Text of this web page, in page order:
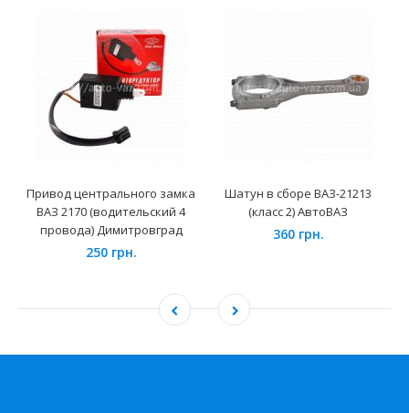
Привод центрального замка
ВАЗ 2170 (водительский 4
провода) Димитровград
250 грн.
Шатун в сборе ВАЗ-21213
(класс 2) АвтоВАЗ
360 грн.